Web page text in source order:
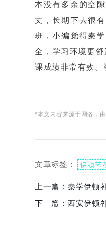
本没有多余的空
丈，长期下去很
班，小编觉得秦
全，学习环境更
课成绩非常有效
*本文内容来源于网络，
文章标签： 伊顿艺
上一篇： 秦学伊顿
下一篇： 西安伊顿